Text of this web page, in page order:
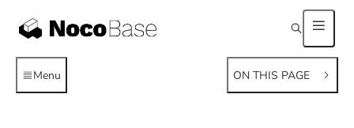
Menu ON THIS PAGE